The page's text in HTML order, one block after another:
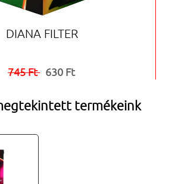
DIANA FILTER
745 Ft 630 Ft
termékeink